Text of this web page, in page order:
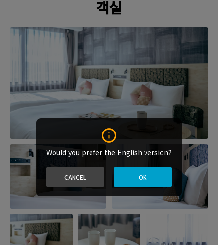
Would you prefer the English version?
CANCEL OK
객실